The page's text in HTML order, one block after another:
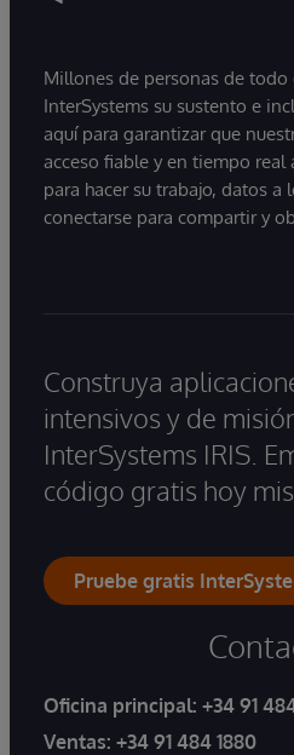
Millones de personas de
InterSystems su sustento e
aquí para garantizar que
acceso fiable y en tiempo real
para hacer su trabajo, datos a
conectarse para compartir y
Construya
intensivos y de
InterSystems IRIS.
código gratis hoy
Pruebe gratis
Oficina principal: +34 91
Ventas: +34 91 484 1880